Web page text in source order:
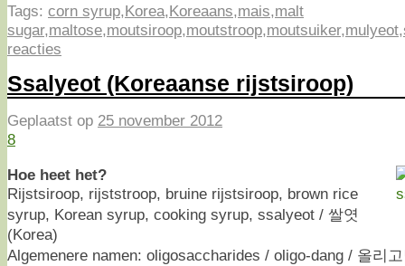
Tags: corn syrup,Korea,Koreaans,mais,malt
sugar,maltose,moutsiroop,moutstroop,moutsuiker,mulyeot,
reacties
Ssalyeot (Koreaanse rijstsiroop)
Geplaatst op 25 november 2012
8
Hoe heet het?
Rijstsiroop, rijststroop, bruine rijstsiroop, brown rice
syrup, Korean syrup, cooking syrup, ssalyeot / 쌀엿
(Korea)
Algemenere namen: oligosaccharides / oligo-dang / 올리